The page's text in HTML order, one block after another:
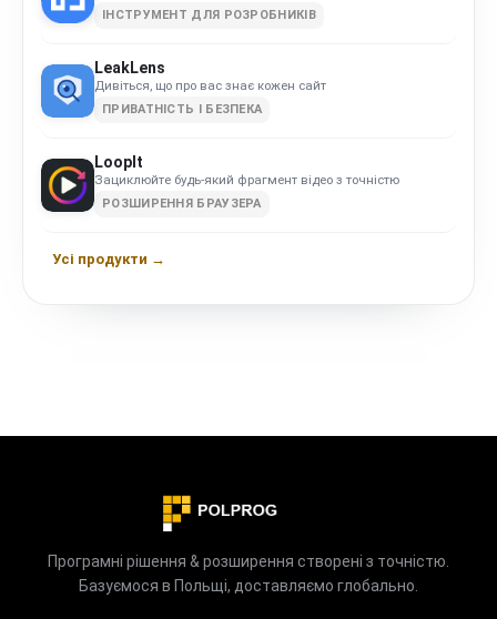
ІНСТРУМЕНТ ДЛЯ РОЗРОБНИКІВ
LeakLens
Дивіться, що про вас знає кожен сайт
ПРИВАТНІСТЬ І БЕЗПЕКА
LoopIt
Зациклюйте будь-який фрагмент відео з точністю
РОЗШИРЕННЯ БРАУЗЕРА
Усі продукти →
Програмні рішення & розширення створені з точністю.
Базуємося в Польщі, доставляємо глобально.